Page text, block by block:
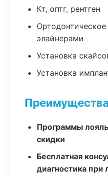
Кт, оптг, рентген
элайнерами
Установка
Установка
Программы
скидки
Бесплатная
диагностика при